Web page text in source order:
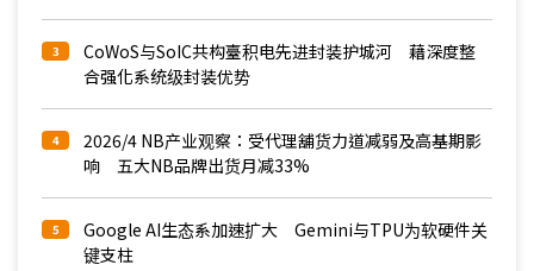
3
CoWoS与SoIC共构臺积电先进封装护城河 藉深度整
合强化系统级封装优势
4
2026/4 NB产业观察：受代理舖货力道减弱及高基期影
响 五大NB品牌出货月减33%
5
Google AI生态系加速扩大 Gemini与TPU为软硬件关
键支柱